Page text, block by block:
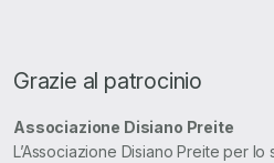
Grazie al patrocinio
Associazione Disiano Preite
L’Associazione Disiano Preite per lo